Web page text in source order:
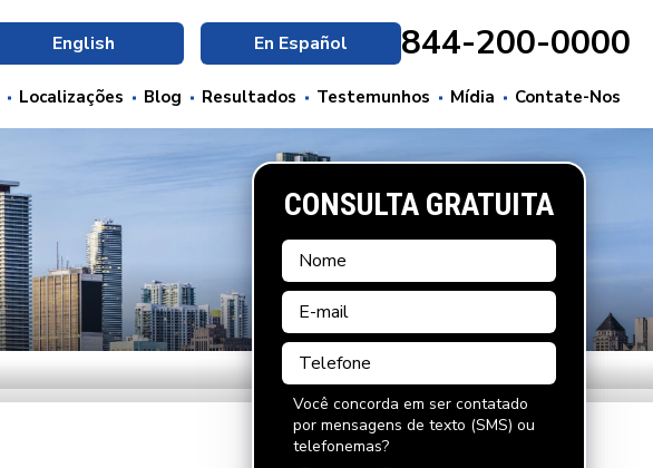
English En Español 844-200-0000
Localizações Blog Resultados Testemunhos Mídia Contate-Nos
CONSULTA GRATUITA
Você concorda em ser contatado
por mensagens de texto (SMS) ou
telefonemas?